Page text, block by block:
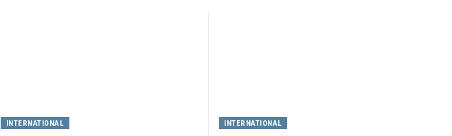
INTERNATIONAL INTERNATIONAL